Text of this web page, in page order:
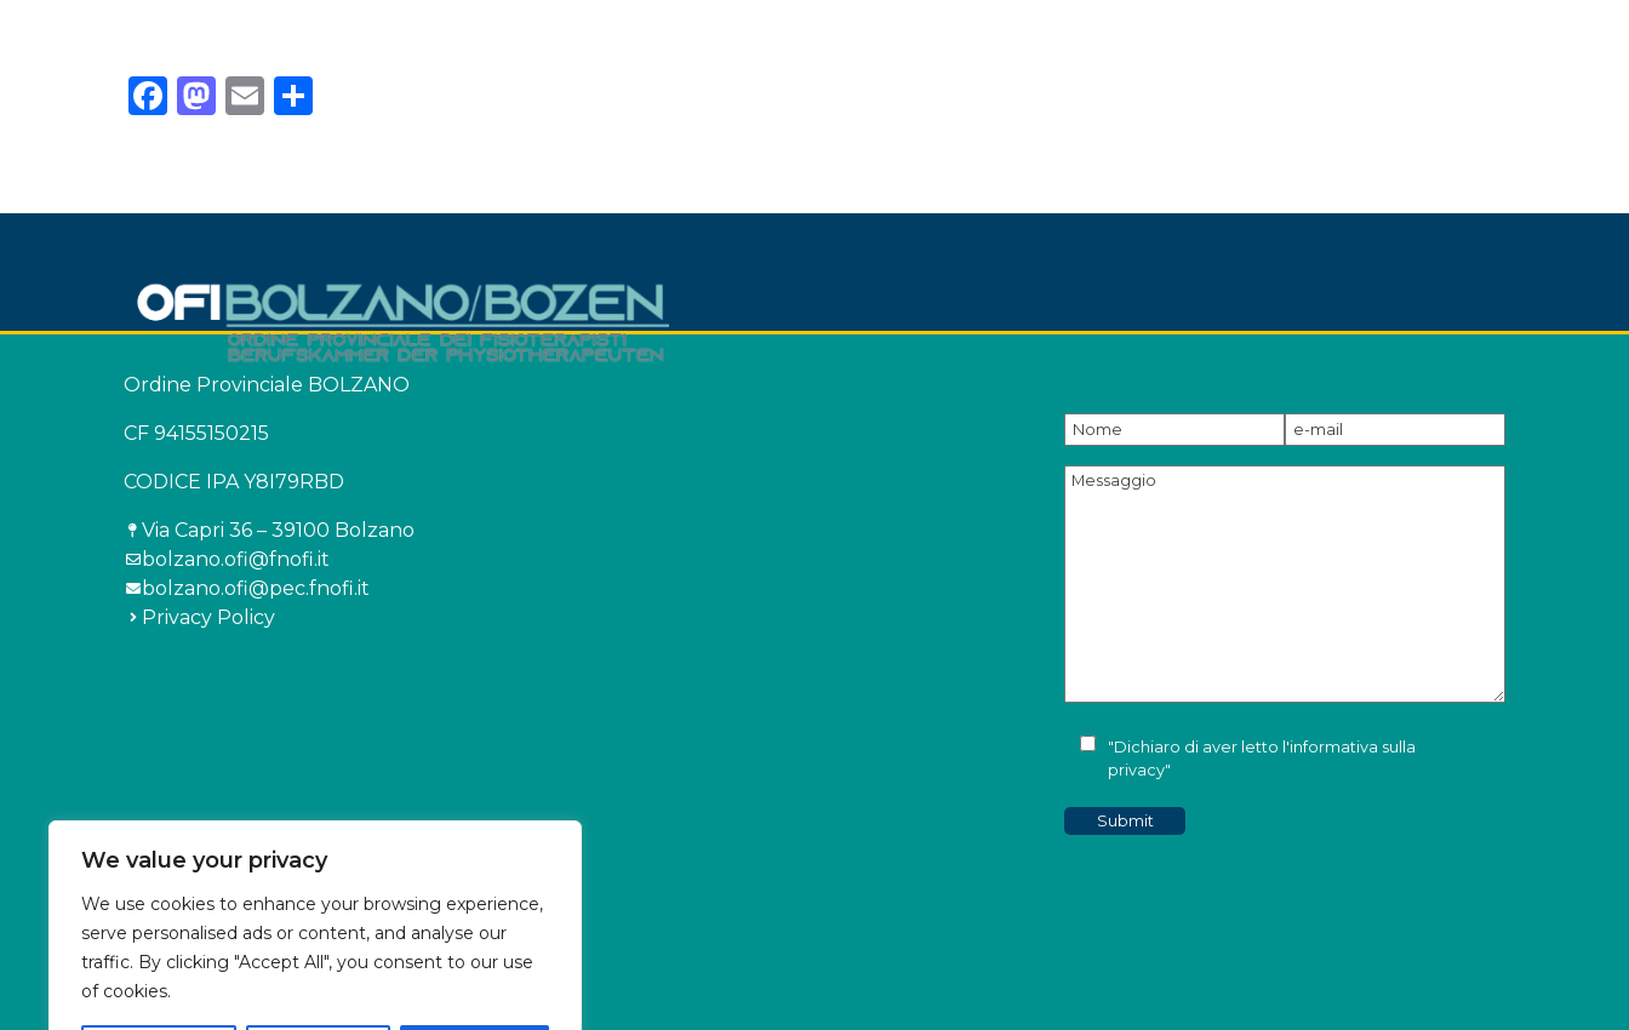
We value your privacy
We use cookies to enhance your browsing experience,
serve personalised ads or content, and analyse our
traffic. By clicking "Accept All", you consent to our use
of cookies.
Facebook
Mastodon
Email
Ordine Provinciale BOLZANO
CF 94155150215
CODICE IPA Y8I79RBD
Via Capri 36 – 39100 Bolzano
bolzano.ofi@fnofi.it
bolzano.ofi@pec.fnofi.it
Privacy Policy
"Dichiaro di aver letto l'informativa sulla
privacy"
AMMINISTRAZIONE TRASPARENTE
Dichiarazione di accessibilità